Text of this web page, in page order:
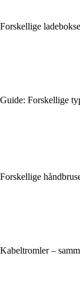
Forskellige
Guide: Forskellige
Forskellige
Kabeltromler –